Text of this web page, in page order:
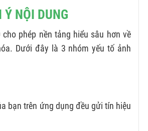
NỘI DUNG
phép nền tảng hiểu sâu hơn về
Dưới đây là 3 nhóm yếu tố ảnh
bạn trên ứng dụng đều gửi tín hiệu